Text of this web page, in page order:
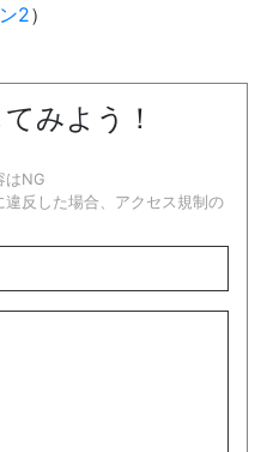
2）
みよう！
はNG
違反した場合、アクセス規制の